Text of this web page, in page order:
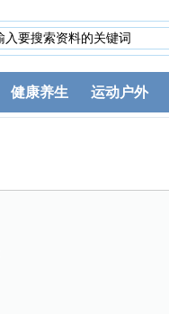
健康养生 运动户外